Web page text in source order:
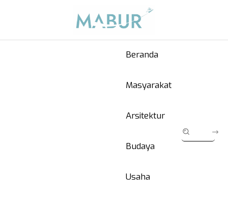
Beranda
Masyarakat
Arsitektur
Budaya
Usaha